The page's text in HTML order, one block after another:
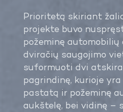
Prioritetą skiriant
projekte buvo
požeminę automobilių
dviračių saugojimo
suformuoti dvi
pagrindinę, kurioje
pastatą ir požeminę
aukštelę, bei vidinę –